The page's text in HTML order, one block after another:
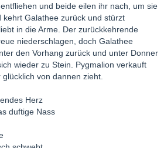
und beide eilen ihr nach, um sie
kehrt Galathee zurück und stürzt
in die Arme. Der zurückkehrende
niederschlagen, doch Galathee
den Vorhang zurück und unter Donner
wieder zu Stein. Pygmalion verkauft
von dannen zieht.
Herz
duftige Nass